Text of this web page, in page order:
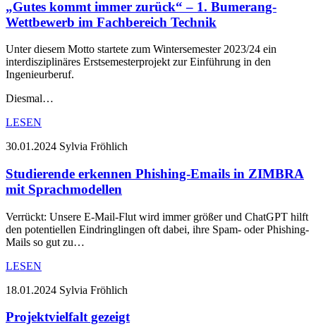
„Gutes kommt immer zurück“ – 1. Bumerang-
Wettbewerb im Fachbereich Technik
Unter diesem Motto startete zum Wintersemester 2023/24 ein
interdisziplinäres Erstsemesterprojekt zur Einführung in den
Ingenieurberuf.
Diesmal…
LESEN
30.01.2024 Sylvia Fröhlich
Studierende erkennen Phishing-Emails in ZIMBRA
mit Sprachmodellen
Verrückt: Unsere E-Mail-Flut wird immer größer und ChatGPT hilft
den potentiellen Eindringlingen oft dabei, ihre Spam- oder Phishing-
Mails so gut zu…
LESEN
18.01.2024 Sylvia Fröhlich
Projektvielfalt gezeigt